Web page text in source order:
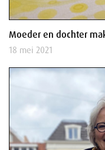
Moeder en dochter
18 mei 2021